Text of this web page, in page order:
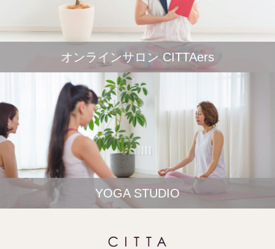
オンラインサロン CITTAers
YOGA STUDIO